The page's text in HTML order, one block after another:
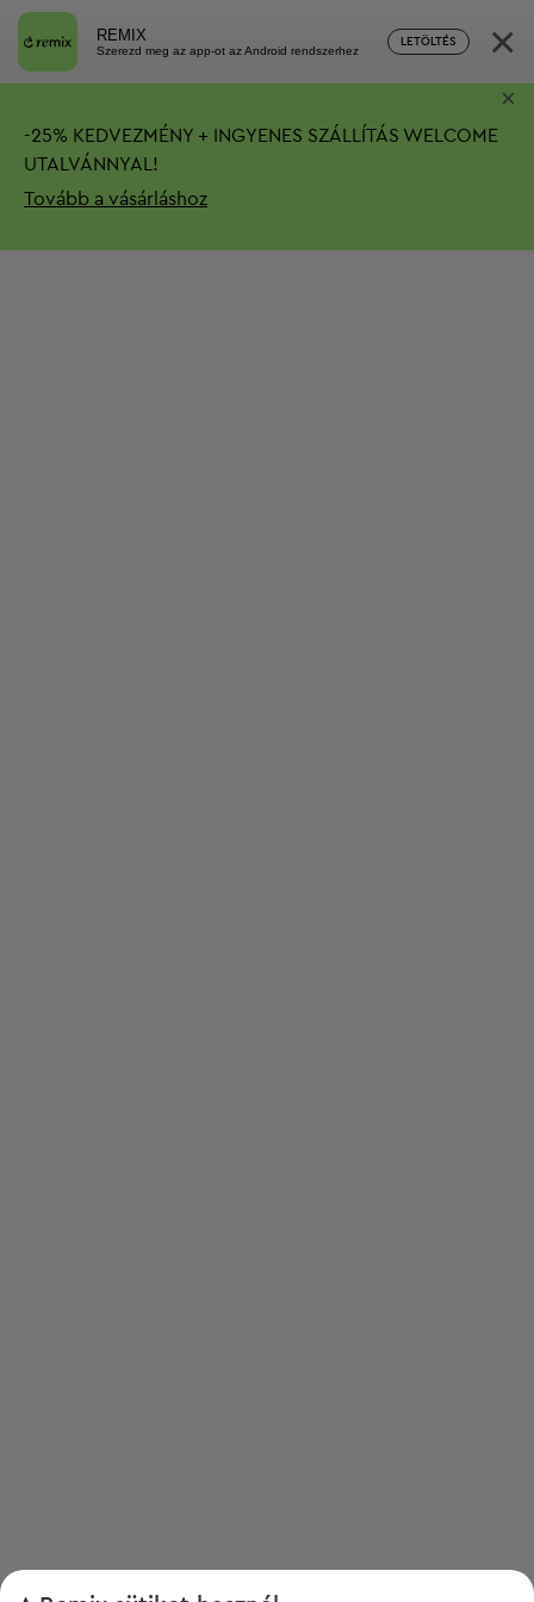
REMIX
Szerezd meg az app-ot az Android rendszerhez
LETÖLTÉS ×
-25% KEDVEZMÉNY + INGYENES SZÁLLÍTÁS WELCOME
UTALVÁNNYAL!
Tovább a vásárláshoz
×